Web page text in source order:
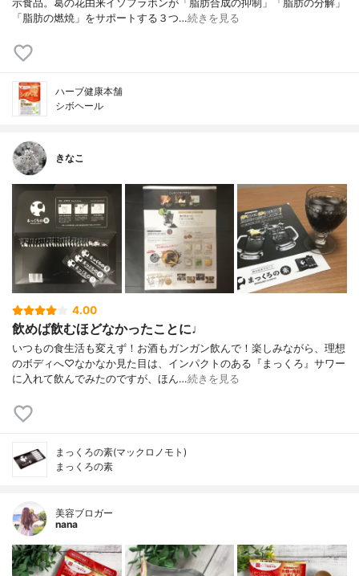
示食品。葛の花由来イソフラボンが「脂肪合成の抑制」「脂肪の分解」
「脂肪の燃焼」をサポートする３つ…続きを見る
ハーブ健康本舗
シボヘール
きなこ
4.00
飲めば飲むほどなかったことに♩
いつもの食生活も変えず！お酒もガンガン飲んで！楽しみながら、理想
のボディへ♡なかなか見た目は、インパクトのある『まっくろ』サワー
に入れて飲んでみたのですが、ほん…続きを見る
まっくろの素(マックロノモト)
まっくろの素
美容ブロガー
nana